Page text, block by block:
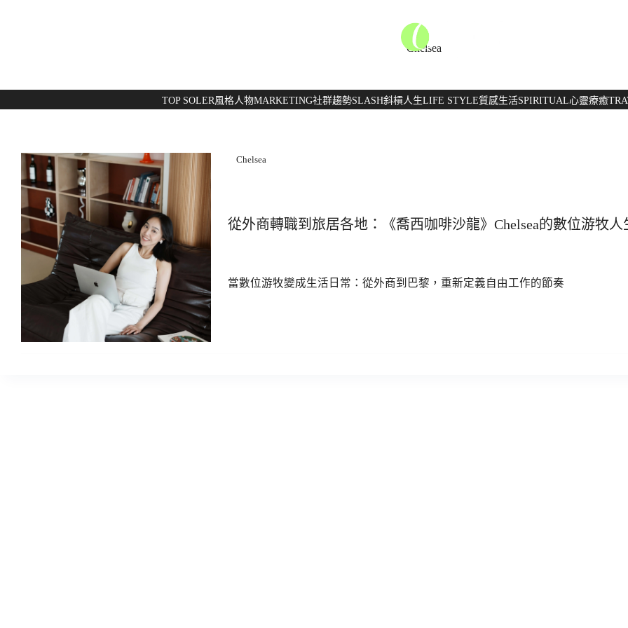
Chelsea
TOP SOLER風格人物MARKETING社群趨勢SLASH斜槓人生LIFE STYLE質感生活SPIRITUAL心靈療癒
Chelsea
從外商轉職到旅居各地：《喬西咖啡沙龍》Chelsea的數位游牧人
當數位游牧變成生活日常：從外商到巴黎，重新定義自由工作的節奏